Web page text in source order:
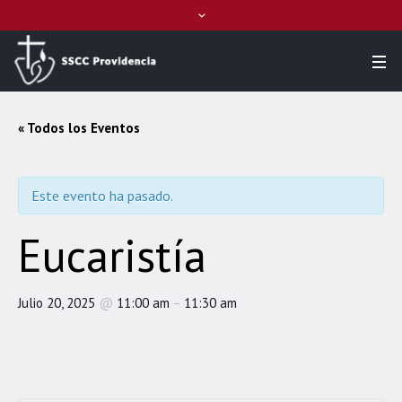
« Todos los Eventos
Este evento ha pasado.
Eucaristía
Julio 20, 2025 @ 11:00 am – 11:30 am